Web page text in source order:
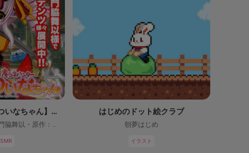
【鬼っ子ハンターついなちゃん】（CV：門脇舞以）プロジェクト！ はじめのドット絵クラブ
朝夢はじめ
イラスト